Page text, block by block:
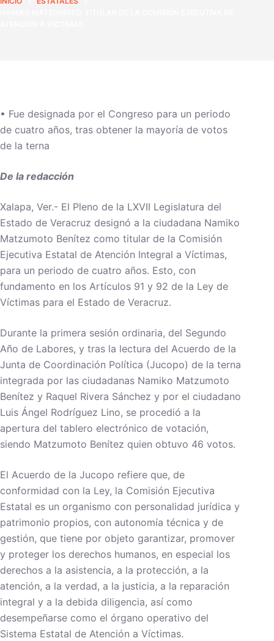
• Fue designada por el Congreso para un periodo
de cuatro años, tras obtener la mayoría de votos
de la terna
De la redacción
Xalapa, Ver.- El Pleno de la LXVII Legislatura del
Estado de Veracruz designó a la ciudadana Namiko
Matzumoto Benítez como titular de la Comisión
Ejecutiva Estatal de Atención Integral a Víctimas,
para un periodo de cuatro años. Esto, con
fundamento en los Artículos 91 y 92 de la Ley de
Víctimas para el Estado de Veracruz.
Durante la primera sesión ordinaria, del Segundo
Año de Labores, y tras la lectura del Acuerdo de la
Junta de Coordinación Política (Jucopo) de la terna
integrada por las ciudadanas Namiko Matzumoto
Benítez y Raquel Rivera Sánchez y por el ciudadano
Luis Ángel Rodríguez Lino, se procedió a la
apertura del tablero electrónico de votación,
siendo Matzumoto Benítez quien obtuvo 46 votos.
El Acuerdo de la Jucopo refiere que, de
conformidad con la Ley, la Comisión Ejecutiva
Estatal es un organismo con personalidad jurídica y
patrimonio propios, con autonomía técnica y de
gestión, que tiene por objeto garantizar, promover
y proteger los derechos humanos, en especial los
derechos a la asistencia, a la protección, a la
atención, a la verdad, a la justicia, a la reparación
integral y a la debida diligencia, así como
desempeñarse como el órgano operativo del
Sistema Estatal de Atención a Víctimas.